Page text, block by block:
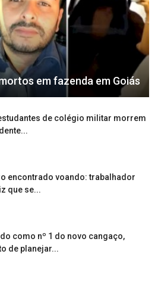
em fazenda em Goiás
de colégio militar morrem
encontrado voando: trabalhador
que se...
como nº 1 do novo cangaço,
de planejar...